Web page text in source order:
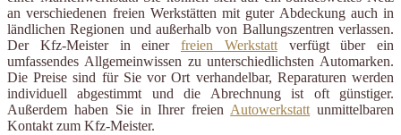
an verschiedenen freien Werkstätten mit guter Abdeckung auch in
ländlichen Regionen und außerhalb von Ballungszentren verlassen.
Der Kfz-Meister in einer freien Werkstattverfügt über ein
umfassendes Allgemeinwissen zu unterschiedlichsten Automarken.
Die Preise sind für Sie vor Ort verhandelbar, Reparaturen werden
individuell abgestimmt und die Abrechnung ist oft günstiger.
Außerdem haben Sie in Ihrer freienAutowerkstattunmittelbaren
Kontakt zum Kfz-Meister.